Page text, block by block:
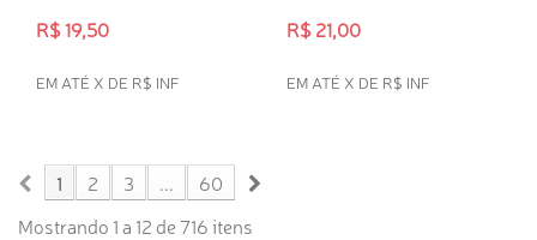
R$ 19,50
EM ATÉ X DE R$ INF
R$ 21,00
EM ATÉ X DE R$ INF
1 2 3 ...
60
Mostrando 1 a 12 de 716 itens